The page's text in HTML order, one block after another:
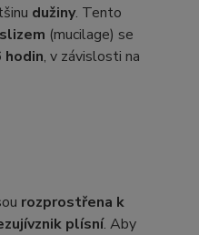
dužiny. Tento
slizem (mucilage) se
hodin, v závislosti na
rozprostřena k
vznik plísní. Aby